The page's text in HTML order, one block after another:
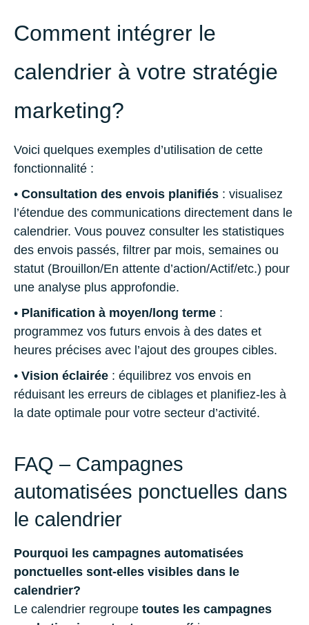
Comment intégrer le
calendrier à votre stratégie
marketing?
Voici quelques exemples d’utilisation de cette
fonctionnalité :
• Consultation des envois planifiés : visualisez
l’étendue des communications directement dans le
calendrier. Vous pouvez consulter les statistiques
des envois passés, filtrer par mois, semaines ou
statut (Brouillon/En attente d’action/Actif/etc.) pour
une analyse plus approfondie.
• Planification à moyen/long terme :
programmez vos futurs envois à des dates et
heures précises avec l’ajout des groupes cibles.
• Vision éclairée : équilibrez vos envois en
réduisant les erreurs de ciblages et planifiez-les à
la date optimale pour votre secteur d’activité.
FAQ – Campagnes
automatisées ponctuelles dans
le calendrier
Pourquoi les campagnes automatisées
ponctuelles sont-elles visibles dans le
calendrier?
Le calendrier regroupe toutes les campagnes